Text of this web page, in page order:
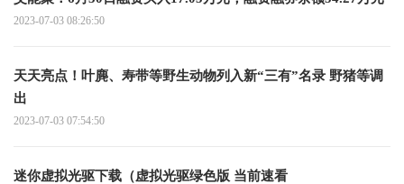
2023-07-03 08:26:50
天天亮点！叶麂、寿带等野生动物列入新“三有”名录 野猪等调
出
2023-07-03 07:54:50
迷你虚拟光驱下载（虚拟光驱绿色版 当前速看